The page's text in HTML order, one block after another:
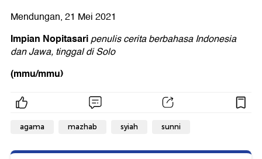
Mendungan, 21 Mei 2021
Impian Nopitasaripenulis cerita berbahasa Indonesia
dan Jawa, tinggal di Solo
(mmu/mmu)
agama mazhab syiah sunni